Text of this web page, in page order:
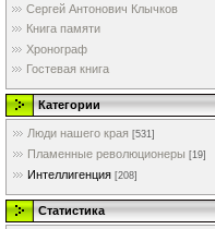
Сергей Антонович Клычков
Книга памяти
Хронограф
Гостевая книга
Категории
Люди нашего края [531]
Пламенные революционеры [19]
Интеллигенция [208]
Статистика